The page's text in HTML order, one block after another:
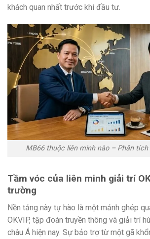
khách quan nhất trước khi đầu tư.
MB66 thuộc liên minh nào – Phân tích
Tầm vóc của liên minh giải trí
trường
Nền tảng này tự hào là một mảnh ghép
OKVIP, tập đoàn truyền thông và giải trí
châu Á hiện nay. Sự bảo trợ từ một gã